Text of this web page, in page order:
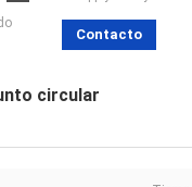
Contacto
circular